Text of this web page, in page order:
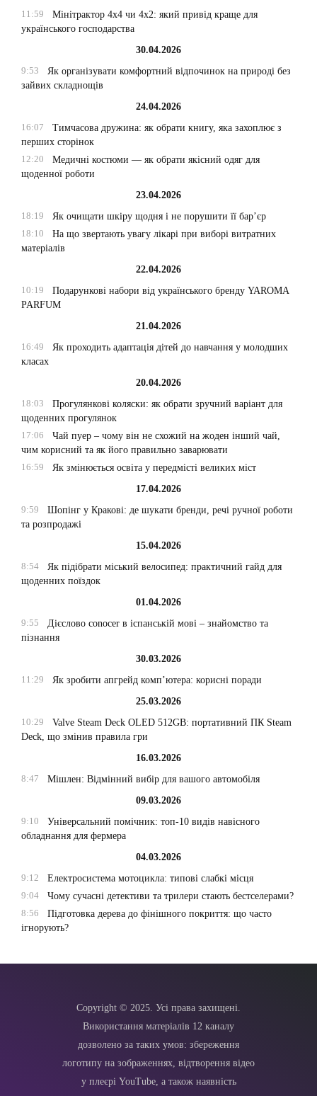
11:59
Мінітрактор 4х4 чи 4х2: який привід краще для
українського господарства
30.04.2026
9:53
Як організувати комфортний відпочинок на природі без
зайвих складнощів
24.04.2026
16:07
Тимчасова дружина: як обрати книгу, яка захоплює з
перших сторінок
12:20
Медичні костюми — як обрати якісний одяг для
щоденної роботи
23.04.2026
18:19
Як очищати шкіру щодня і не порушити її бар’єр
18:10
На що звертають увагу лікарі при виборі витратних
матеріалів
22.04.2026
10:19
Подарункові набори від українського бренду YAROMA
PARFUM
21.04.2026
16:49
Як проходить адаптація дітей до навчання у молодших
класах
20.04.2026
18:03
Прогулянкові коляски: як обрати зручний варіант для
щоденних прогулянок
17:06
Чай пуер – чому він не схожий на жоден інший чай,
чим корисний та як його правильно заварювати
16:59
Як змінюється освіта у передмісті великих міст
17.04.2026
9:59
Шопінг у Кракові: де шукати бренди, речі ручної роботи
та розпродажі
15.04.2026
8:54
Як підібрати міський велосипед: практичний гайд для
щоденних поїздок
01.04.2026
9:55
Дієслово conocer в іспанській мові – знайомство та
пізнання
30.03.2026
11:29
Як зробити апгрейд комп’ютера: корисні поради
25.03.2026
10:29
Valve Steam Deck OLED 512GB: портативний ПК Steam
Deck, що змінив правила гри
16.03.2026
8:47
Мішлен: Відмінний вибір для вашого автомобіля
09.03.2026
9:10
Універсальний помічник: топ-10 видів навісного
обладнання для фермера
04.03.2026
9:12
Електросистема мотоцикла: типові слабкі місця
9:04
Чому сучасні детективи та трилери стають бестселерами?
8:56
Підготовка дерева до фінішного покриття: що часто
ігнорують?
Copyright © 2025. Усі права захищені.
Використання матеріалів 12 каналу
дозволено за таких умов: збереження
логотипу на зображеннях, відтворення відео
у плеєрі YouTube, а також наявність